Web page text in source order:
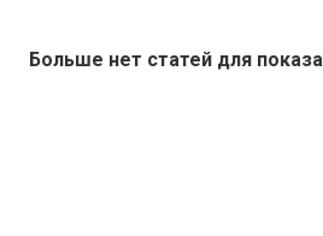
Больше нет статей для показа